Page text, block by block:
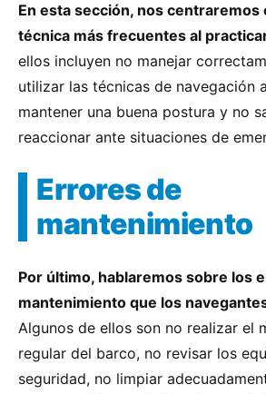
En esta sección, nos
técnica más frecuentes al
ellos incluyen no manejar
utilizar las técnicas de navegación
mantener una buena postura y no
reaccionar ante situaciones de
Errores de
mantenimiento
Por último, hablaremos sobre los
mantenimiento que los
Algunos de ellos son no realizar el
regular del barco, no revisar los
seguridad, no limpiar